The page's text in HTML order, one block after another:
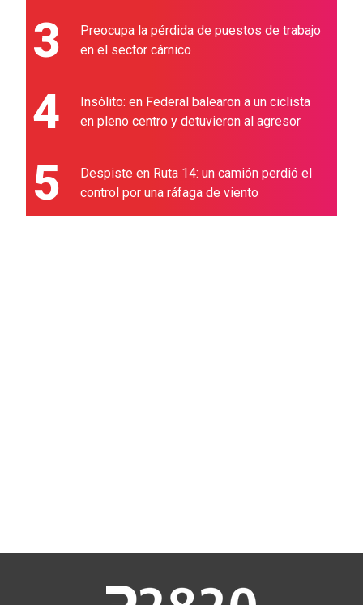
3
Preocupa la pérdida de puestos de trabajo
en el sector cárnico
4
Insólito: en Federal balearon a un ciclista
en pleno centro y detuvieron al agresor
5
Despiste en Ruta 14: un camión perdió el
control por una ráfaga de viento